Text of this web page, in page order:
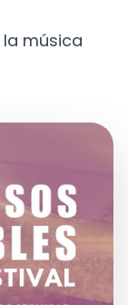
la música